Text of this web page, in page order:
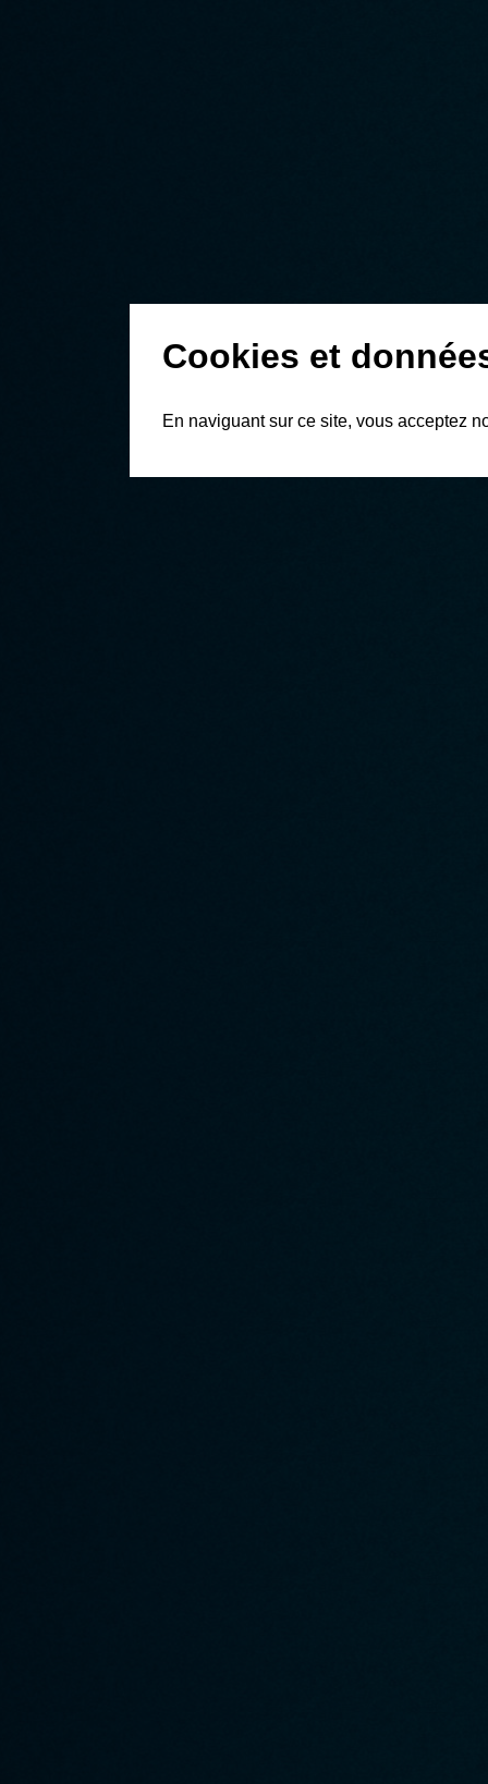
Cookies et
En naviguant sur ce site, vous acceptez